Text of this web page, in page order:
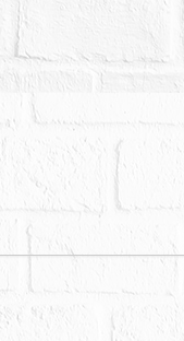
里或相關機關查
或撤銷拍定。
(新竹(含香山)都
律有關應買資
理移轉登記之
價值，其中倘
權利移轉證書辦
（承受）日至